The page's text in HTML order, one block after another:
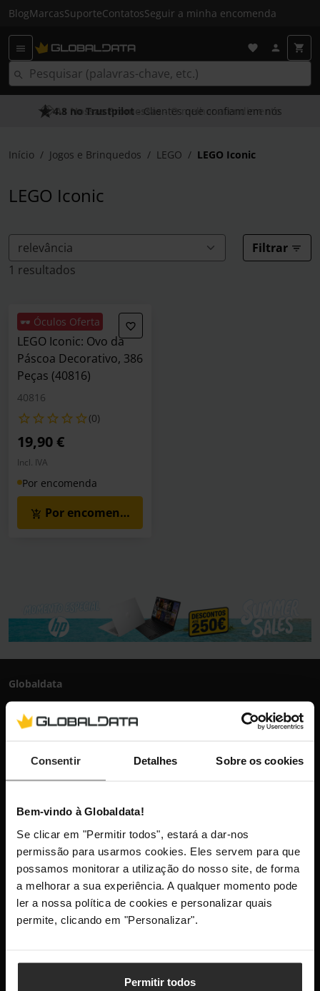
Consentir Detalhes Sobre os cookies
Bem-vindo à Globaldata!
Se clicar em "Permitir todos", estará a dar-nos
permissão para usarmos cookies. Eles servem para que
possamos monitorar a utilização do nosso site, de forma
a melhorar a sua experiência. A qualquer momento pode
ler a nossa política de cookies e personalizar quais
permite, clicando em "Personalizar".
Permitir todos
BlogMarcasSuporteContatosSeguir a minha encomenda
As Nossas Promessas- O melhor atendimento
4.8 no Trustpilot - Clientes que confiam em nós
Início Jogos e Brinquedos LEGO LEGO Iconic
LEGO Iconic
Filtrar
1 resultados
🕶️ Óculos Oferta
LEGO Iconic: Ovo da
Páscoa Decorativo, 386
Peças (40816)
40816
(0)
19,90 €
Incl. IVA
Por encomenda
Por encomenda
Globaldata
+351 300 600 520
dias úteis das 10h-13h e 14h-18h
As nossas comunidades
Mantenha-me atualizado com as últimas
novidades, lançamentos de produtos e
promoções.
Este site está protegido pelo reCAPTCHA e aplica-se a